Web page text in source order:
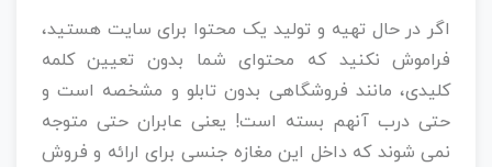
اگر در حال تهیه و تولید یک محتوا برای سایت هستید،
فراموش نکنید که محتوای شما بدون تعیین کلمه
کلیدی، مانند فروشگاهی بدون تابلو و مشخصه است و
حتی درب آنهم بسته است! یعنی عابران حتی متوجه
نمی شوند که داخل این مغازه جنسی برای ارائه و فروش